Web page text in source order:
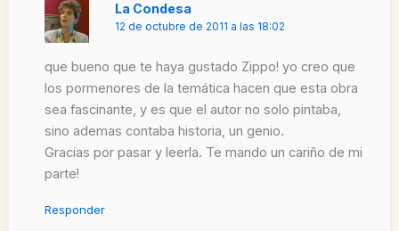
La Condesa
12 de octubre de 2011 a las 18:02
que bueno que te haya gustado Zippo! yo creo que
los pormenores de la temática hacen que esta obra
sea fascinante, y es que el autor no solo pintaba,
sino ademas contaba historia, un genio.
Gracias por pasar y leerla. Te mando un cariño de mi
parte!
Responder